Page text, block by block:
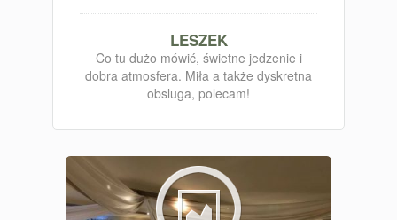
LESZEK
Co tu dużo mówić, świetne jedzenie i
dobra atmosfera. Miła a także dyskretna
obsluga, polecam!